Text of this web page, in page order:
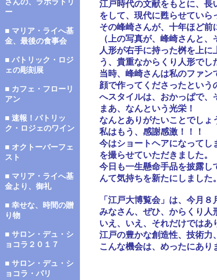
さんの、ラボラトリ
ー
■ マリア・ライへ基
金、最後の食事会
■ パトリック・ロジ
ェの彫刻展
■ カフェ・フローリ
アン
■ 速報！パトリッ
ク・ロジェのワイン
■ オクトーバーフェ
スト
■ マリア・ライへ基
金より、御礼
■ 幸せな、時間の贈
り物
■ サロン・デュ・シ
ョコラ２０１７
■ サロン・デュ・シ
ョコラ・パリ
江戸時代の文献をもとに、長
をして、現代に甦らせていら
その峰崎さんが、十年ほど
（上の写真が、峰崎さんと
人形が右手に持った桝を上
う、貴重なからくり人形でし
当時、峰崎さんは私のファ
顔で作ってくださったという
へスタイルは、おかっぱで、
まあ、なんという光栄！
なんとありがたいことでしょ
私はもう、感謝感激！！！
今はショートヘアになってし
を撮らせていただきました。
今日も一生懸命手品を披露し
んて気持ちを新たにしました
「江戸大博覧会」は、今月
みなさん、ぜひ、からくり人
いえ、いえ、それだけではあ
江戸の豊かな創造性、技術力
こんな機会は、めったにあり